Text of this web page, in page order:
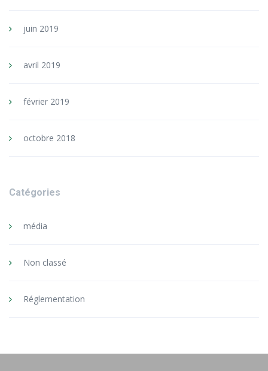
juin 2019
avril 2019
février 2019
octobre 2018
Catégories
média
Non classé
Réglementation